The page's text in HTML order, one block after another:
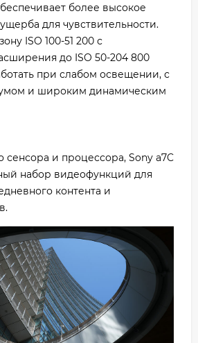
более высокое
для чувствительности.
ISO 100-51 200 с
до ISO 50-204 800
при слабом освещении, с
и широким динамическим
и процессора, Sony a7C
набор видеофункций для
контента и